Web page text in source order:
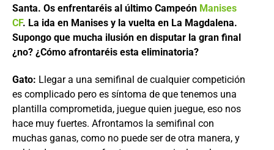
Santa. Os enfrentaréis al último Campeón Manises
CF. La ida en Manises y la vuelta en La Magdalena.
Supongo que mucha ilusión en disputar la gran final
¿no? ¿Cómo afrontaréis esta eliminatoria?
Gato: Llegar a una semifinal de cualquier competición
es complicado pero es síntoma de que tenemos una
plantilla comprometida, juegue quien juegue, eso nos
hace muy fuertes. Afrontamos la semifinal con
muchas ganas, como no puede ser de otra manera, y